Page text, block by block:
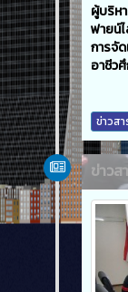
ผู้บริห
ฟายน์
การจั
อาชีว
ข่าวส
ข่าวส